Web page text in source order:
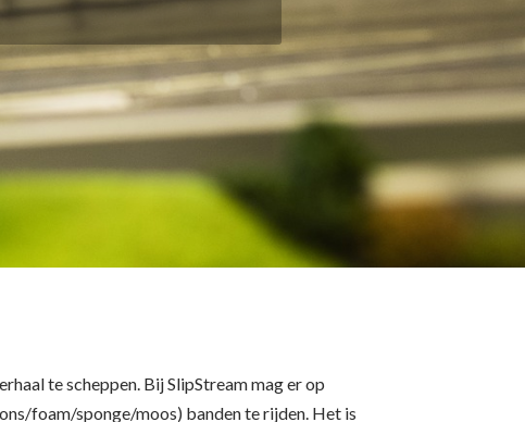
te scheppen. Bij SlipStream mag er op
foam/sponge/moos) banden te rijden. Het is